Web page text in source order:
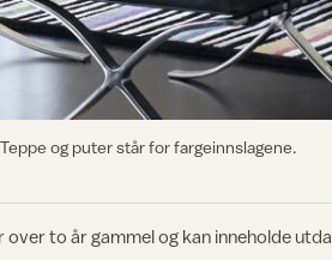
og puter står for fargeinnslagene.
over to år gammel og kan inneholde